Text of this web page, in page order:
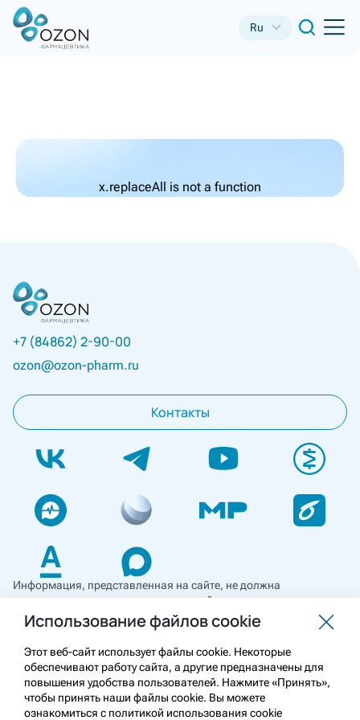
Ru
x.replaceAll is not a function
+7 (84862) 2-90-00
ozon@ozon-pharm.ru
Контакты
Информация, представленная на сайте, не должна
использоваться для самостоятельной диагностики и лечения
и не может служить заменой очной консультации врача. Перед
применением необходимо ознакомиться
с противопоказаниями препарата. Информация
о лекарственных средствах рецептурного отпуска
предназначена для медицинских и фармацевтических
работников.
Использование файлов cookie
Этот веб-сайт использует файлы cookie. Некоторые
обеспечивают работу сайта, а другие предназначены для
повышения удобства пользователей. Нажмите «Принять»,
чтобы принять наши файлы cookie. Вы можете
ознакомиться с политикой использования cookie